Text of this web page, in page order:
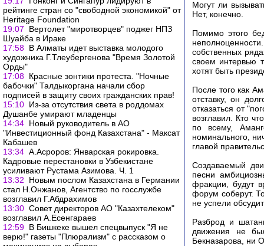
рейтинге стран со "свободной экономикой" от
Heritage Foundation
19:07
Вертолет "миротворцев" поджег НПЗ
Шуайба в Ираке
17:58 В Алматы идет выставка молодого
художника Г.Тлеубергенова "Время Золотой
Орды"
17:08 Красные зонтики протеста. "Ночные
бабочки" Талдыкоргана начали сбор
подписей в защиту своих гражданских прав!
15:10 Из-за отсутствия света в роддомах
Душанбе умирают младенцы
14:34 Новый руководитель в АО
"Инвестиционный фонд Казахстана" - Максат
Кабашев
13:34 А.Асроров: Январская рокировка.
Кадровые перестановки в Узбекистане
усиливают Рустама Азимова. Ч. 1
13:32
Новым послом Казахстана в Германии
стал Н.Онжанов, Агентство по госслужбе
возглавил Г.Абдрахимов
13:30 Совет директоров АО "Казахтелеком"
возглавил А.Есенгараев
12:59 В Бишкеке вышел спецвыпуск "Я не
верю!" газеты "Плюрализм" с рассказом о
Могут ли
Нет, конечно.
Помимо этого
собственных
своем интервью
хотят быть
После того как
отставку, он
отказаться от
возглавил. Кто
по всему,
номинального,
главой
Создаваемый
песни
фракции, будут
форум соберут.
не успели
Разброд и
движения не
Бекназарова, ни